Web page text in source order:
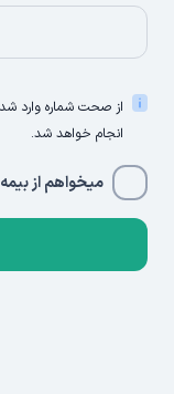
از صحت شماره وارد
انجام خواهد شد.
میخواهم از